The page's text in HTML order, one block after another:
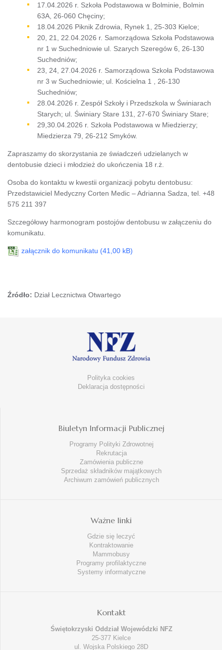
17.04.2026 r. Szkoła Podstawowa w Bolminie, Bolmin
63A, 26-060 Chęciny;
18.04.2026 Piknik Zdrowia, Rynek 1, 25-303 Kielce;
20, 21, 22.04.2026 r. Samorządowa Szkoła Podstawowa
nr 1 w Suchedniowie ul. Szarych Szeregów 6, 26-130
Suchedniów;
23, 24, 27.04.2026 r. Samorządowa Szkoła Podstawowa
nr 3 w Suchedniowie; ul. Kościelna 1 , 26-130
Suchedniów;
28.04.2026 r. Zespół Szkoły i Przedszkola w Świniarach
Starych; ul. Świniary Stare 131, 27-670 Świniary Stare;
29,30.04.2026 r. Szkoła Podstawowa w Miedzierzy;
Miedzierza 79, 26-212 Smyków.
Zapraszamy do skorzystania ze świadczeń udzielanych w
dentobusie dzieci i młodzież do ukończenia 18 r.ż.
Osoba do kontaktu w kwestii organizacji pobytu dentobusu:
Przedstawiciel Medyczny Corten Medic – Adrianna Sadza, tel. +48
575 211 397
Szczegółowy harmonogram postojów dentobusu w załączeniu do
komunikatu.
załącznik do komunikatu
Źródło: Dział Lecznictwa Otwartego
Polityka cookies
Deklaracja dostępności
Biuletyn Informacji Publicznej
Programy Polityki Zdrowotnej
Rekrutacja
Zamówienia publiczne
Sprzedaż składników majątkowych
Archiwum zamówień publicznych
Ważne linki
Gdzie się leczyć
Kontraktowanie
Mammobusy
Programy profilaktyczne
Systemy informatyczne
Kontakt
Świętokrzyski Oddział Wojewódzki NFZ
25-377 Kielce
ul. Wojska Polskiego 28D